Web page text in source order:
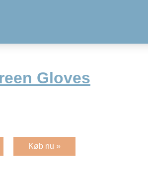
Gloves
Køb nu »